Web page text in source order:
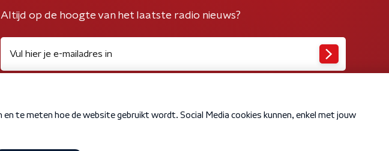
Altijd op de hoogte van het laatste radio nieuws?